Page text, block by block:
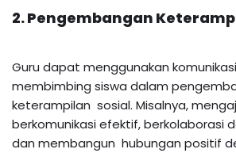
2. Pengembangan
Guru dapat menggunakan
membimbing siswa dalam
keterampilan sosial. Misalnya,
berkomunikasi efektif, berkolaborasi
dan membangun hubungan positif